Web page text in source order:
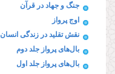
جنگ و جهاد در قرآن
اوج پرواز
نقش تقلید در زندگی انسان
بال‌های پرواز جلد دوم
بال‌های پرواز جلد اول